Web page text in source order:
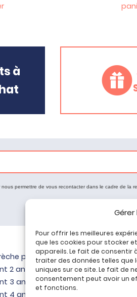
Pour offrir les meilleures
que les cookies pour stocker
appareils. Le fait de consentir
traiter des données telles
uniques sur ce site. Le fait de
consentement peut avoir un
et fonctions.
à
permettre de vous recontacter dans le cadre de la
pour bébé
2 ans
3 ans
4 ans
Tous
Plan